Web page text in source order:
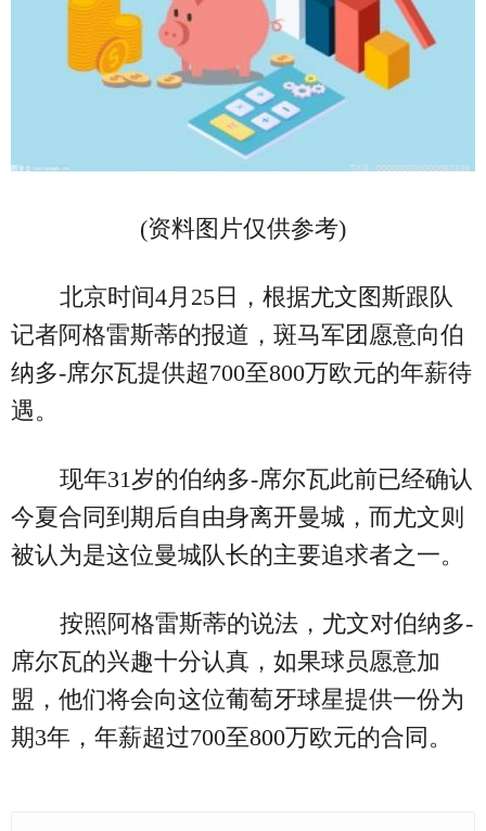
(资料图片仅供参考)
北京时间4月25日，根据尤文图斯跟队
记者阿格雷斯蒂的报道，斑马军团愿意向伯
纳多-席尔瓦提供超700至800万欧元的年薪待
遇。
现年31岁的伯纳多-席尔瓦此前已经确认
今夏合同到期后自由身离开曼城，而尤文则
被认为是这位曼城队长的主要追求者之一。
按照阿格雷斯蒂的说法，尤文对伯纳多-
席尔瓦的兴趣十分认真，如果球员愿意加
盟，他们将会向这位葡萄牙球星提供一份为
期3年，年薪超过700至800万欧元的合同。